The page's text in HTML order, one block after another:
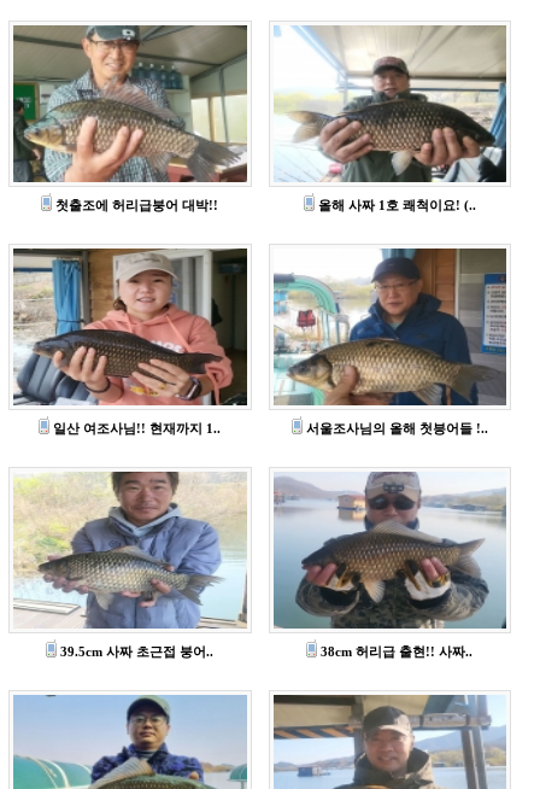
첫출조에 허리급붕어 대박!! 올해 사짜 1호 쾌척이요! (..
일산 여조사님!! 현재까지 1.. 서울조사님의 올해 첫븡어들 !..
39.5cm 사짜 초근접 붕어.. 38cm 허리급 출현!! 사짜..